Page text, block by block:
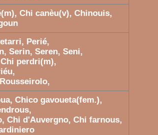
Chi canèu(v), Chinouis,
Perié,
Serin, Seren, Seni,
perdri(m),
Chico gavoueta(fem.),
Chi d'Auvergno, Chi farnous,